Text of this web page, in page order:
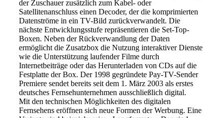
der Zuschauer zusätzlich zum Kabel- oder
Satellitenanschluss einen Decoder, der die komprimierten
Datenströme in ein TV-Bild zurückverwandelt. Die
nächste Entwicklungsstufe repräsentieren die Set-Top-
Boxen. Neben der Rückverwandlung der Daten
ermöglicht die Zusatzbox die Nutzung interaktiver Dienste
wie die Unterstützung laufender Filme durch
Internetbeiträge oder das Herunterladen von CDs auf die
Festplatte der Box. Der 1998 gegründete Pay-TV-Sender
Premiere sendet bereits seit dem 1. März 2003 als erstes
deutsches Fernsehunternehmen ausschließlich digital.
Mit den technischen Möglichkeiten des digitalen
Fernsehens eröffnen sich neue Formen der Werbung. Eine